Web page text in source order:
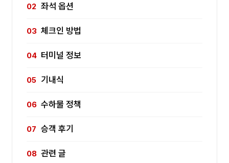
좌석 옵션
체크인 방법
터미널 정보
기내식
수하물 정책
승객 후기
관련 글